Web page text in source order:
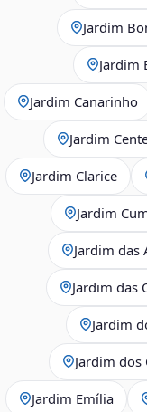
Jardim
Jardim
Jardim Canarinho
Jardim
Jardim Clarice
Jardim
Jardim das
Jardim das
Jardim
Jardim dos
Jardim Emília